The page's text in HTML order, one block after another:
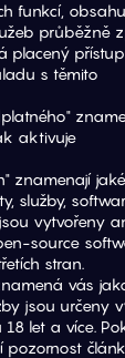
funkcí,
průběžně
placený
s těmito
aktivuje
znamenají
služby,
vytvořeny
source
stran.
vás
jsou určeny
let a více.
pozornost